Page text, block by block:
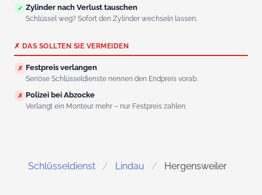
✓ Zylinder nach Verlust tauschen
Schlüssel weg? Sofort den Zylinder wechseln lassen.
✗ DAS SOLLTEN SIE VERMEIDEN
✗ Festpreis verlangen
Seriöse Schlüsseldienste nennen den Endpreis vorab.
✗ Polizei bei Abzocke
Verlangt ein Monteur mehr – nur Festpreis zahlen.
Schlüsseldienst Lindau Hergensweiler